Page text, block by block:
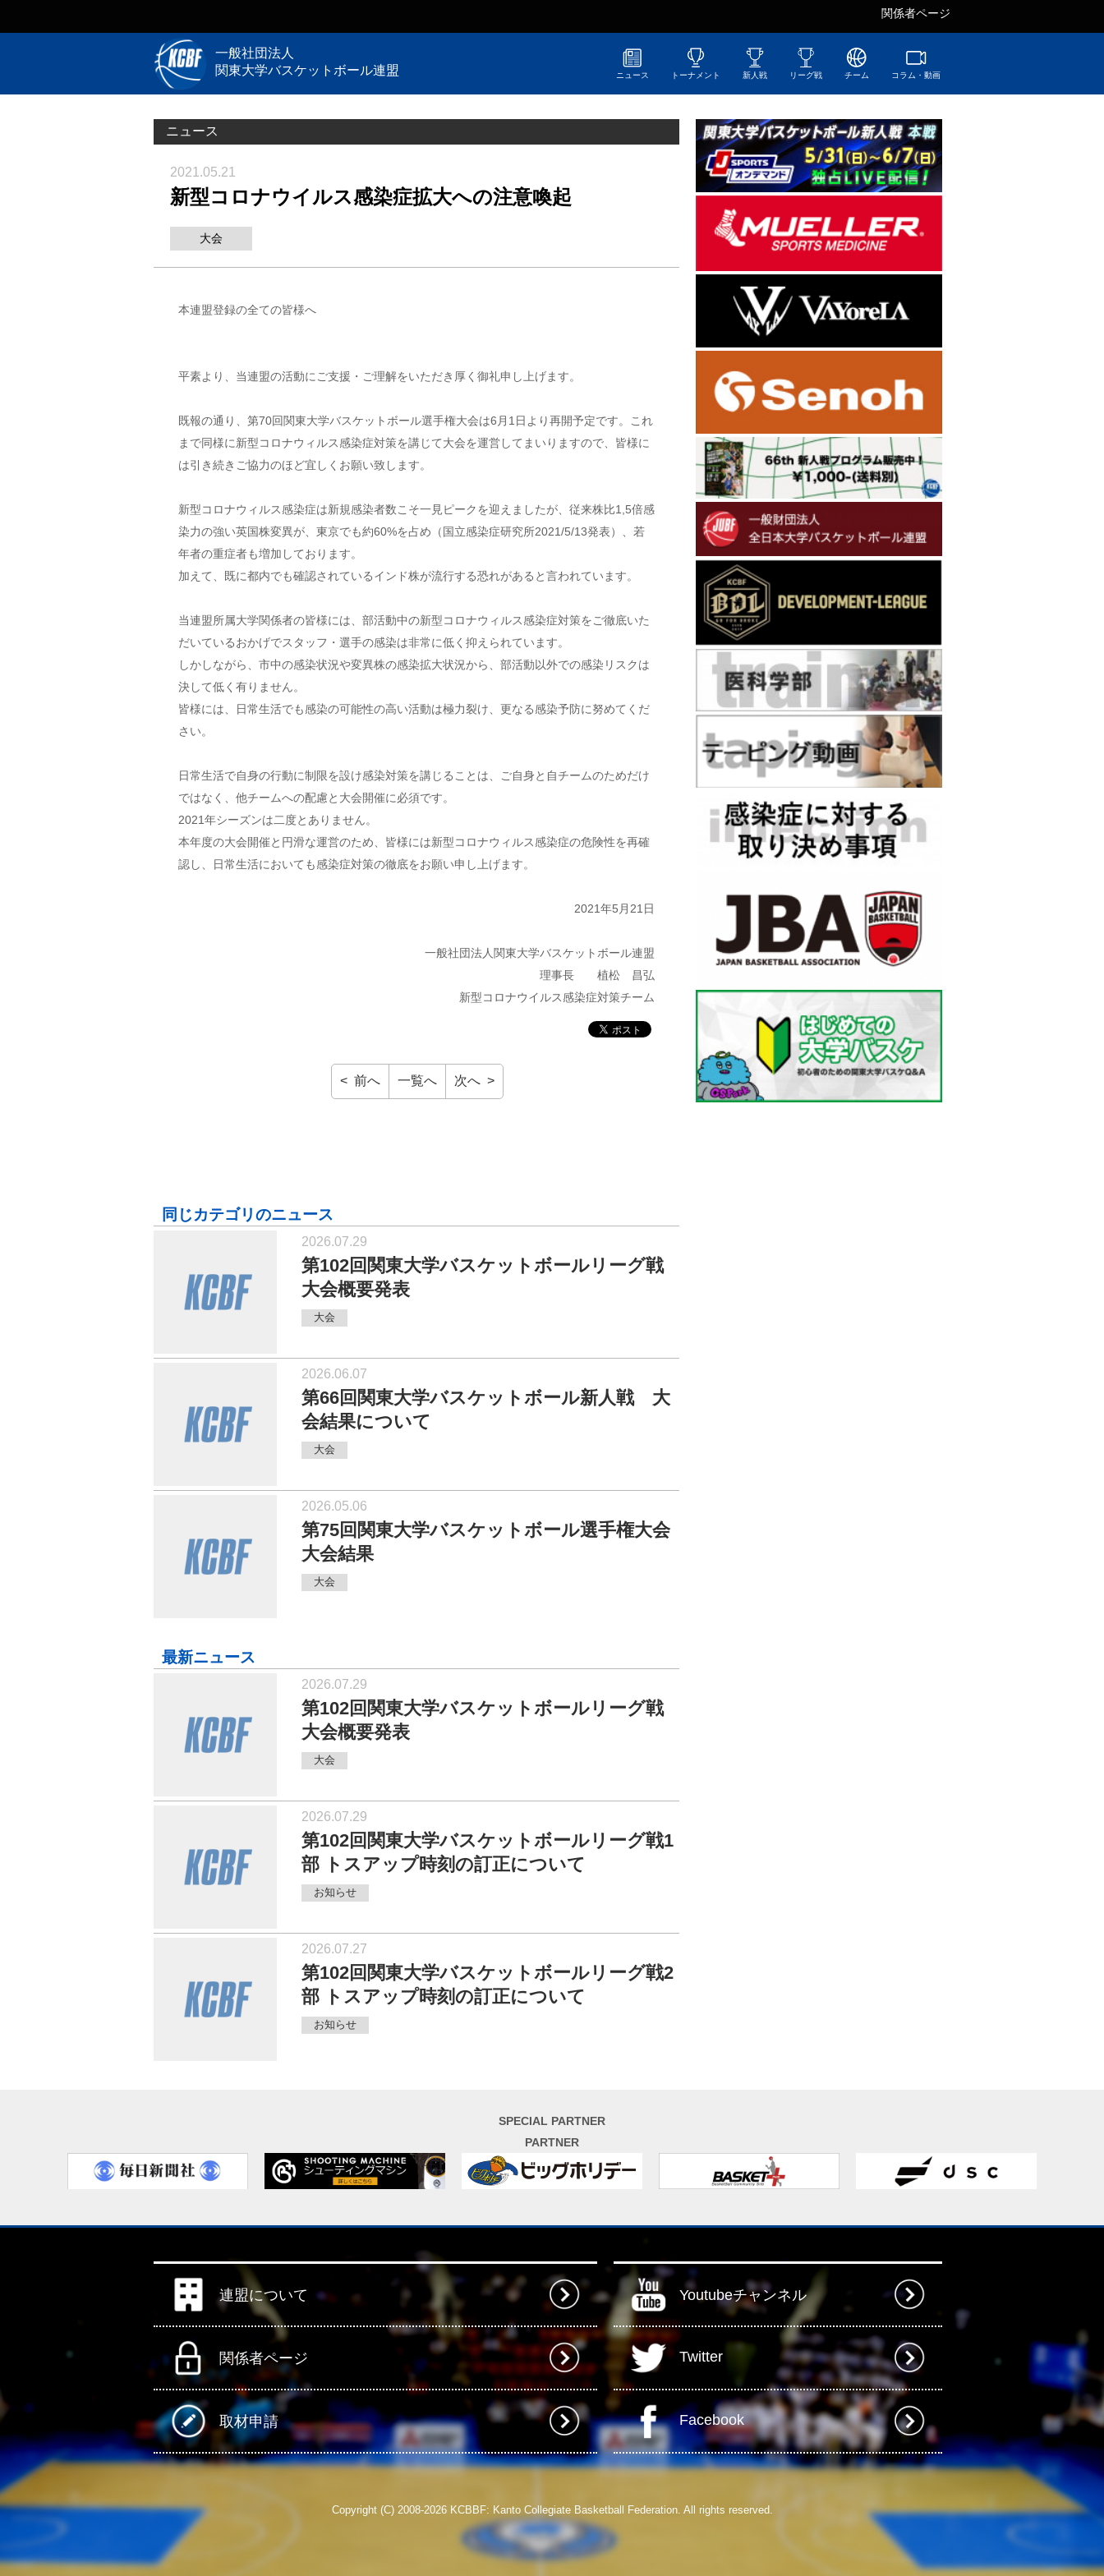
関係者ページ
一般社団法人
関東大学バスケットボール連盟
ニュース トーナメント 新人戦 リーグ戦 チーム コラム・動画
ニュース
2021.05.21
新型コロナウイルス感染症拡大への注意喚起
大会
本連盟登録の全ての皆様へ
平素より、当連盟の活動にご支援・ご理解をいただき厚く御礼申し上げます。
既報の通り、第70回関東大学バスケットボール選手権大会は6月1日より再開予定です。これ
まで同様に新型コロナウィルス感染症対策を講じて大会を運営してまいりますので、皆様に
は引き続きご協力のほど宜しくお願い致します。
新型コロナウィルス感染症は新規感染者数こそ一見ピークを迎えましたが、従来株比1,5倍感
染力の強い英国株変異が、東京でも約60%を占め（国立感染症研究所2021/5/13発表）、若
年者の重症者も増加しております。
加えて、既に都内でも確認されているインド株が流行する恐れがあると言われています。
当連盟所属大学関係者の皆様には、部活動中の新型コロナウィルス感染症対策をご徹底いた
だいているおかげでスタッフ・選手の感染は非常に低く抑えられています。
しかしながら、市中の感染状況や変異株の感染拡大状況から、部活動以外での感染リスクは
決して低く有りません。
皆様には、日常生活でも感染の可能性の高い活動は極力裂け、更なる感染予防に努めてくだ
さい。
日常生活で自身の行動に制限を設け感染対策を講じることは、ご自身と自チームのためだけ
ではなく、他チームへの配慮と大会開催に必須です。
2021年シーズンは二度とありません。
本年度の大会開催と円滑な運営のため、皆様には新型コロナウィルス感染症の危険性を再確
認し、日常生活においても感染症対策の徹底をお願い申し上げます。
2021年5月21日
一般社団法人関東大学バスケットボール連盟
理事長 植松 昌弘
新型コロナウイルス感染症対策チーム
< 前へ 一覧へ 次へ >
同じカテゴリのニュース
2026.07.29
第102回関東大学バスケットボールリーグ戦
大会概要発表
大会
2026.06.07
第66回関東大学バスケットボール新人戦 大
会結果について
大会
2026.05.06
第75回関東大学バスケットボール選手権大会
大会結果
大会
最新ニュース
2026.07.29
第102回関東大学バスケットボールリーグ戦
大会概要発表
大会
2026.07.29
第102回関東大学バスケットボールリーグ戦1
部 トスアップ時刻の訂正について
お知らせ
2026.07.27
第102回関東大学バスケットボールリーグ戦2
部 トスアップ時刻の訂正について
お知らせ
SPECIAL PARTNER
PARTNER
連盟について
関係者ページ
取材申請
Youtubeチャンネル
Twitter
Facebook
Copyright (C) 2008-2026 KCBBF: Kanto Collegiate Basketball Federation. All rights reserved.